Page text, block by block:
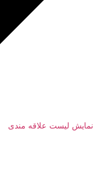
نمایش لیست علاقه مندی